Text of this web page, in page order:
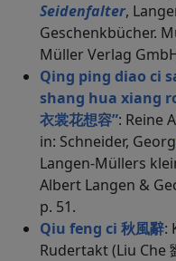
Seidenfalter,
Geschenkbücher.
Müller Verlag
Qing ping diao ci
shang hua xiang
衣裳花想容”: Reine
in: Schneider,
Langen-Müllers
Albert Langen &
p. 51.
Qiu feng ci 秋風辭:
Rudertakt (Liu Che